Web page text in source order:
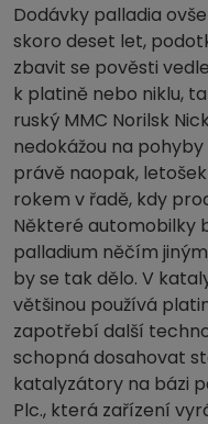
Dodávky palladia
skoro deset let,
zbavit se pověsti
k platině nebo niklu,
ruský MMC Norilsk
nedokážou na
právě naopak,
rokem v řadě, kdy
Některé automobilky
palladium něčím
by se tak dělo. V
většinou používá
zapotřebí další
schopná dosahovat
katalyzátory na bázi
Plc., která zařízení